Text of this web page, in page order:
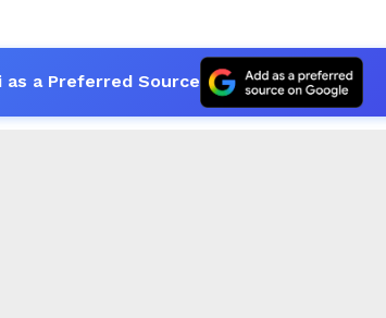
as a Preferred Source